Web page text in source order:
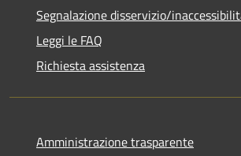
Segnalazione disservizio/
Leggi le FAQ
Richiesta assistenza
Amministrazione trasparente